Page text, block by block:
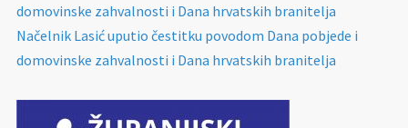
domovinske zahvalnosti i Dana hrvatskih branitelja
Načelnik Lasić uputio čestitku povodom Dana pobjede i
domovinske zahvalnosti i Dana hrvatskih branitelja